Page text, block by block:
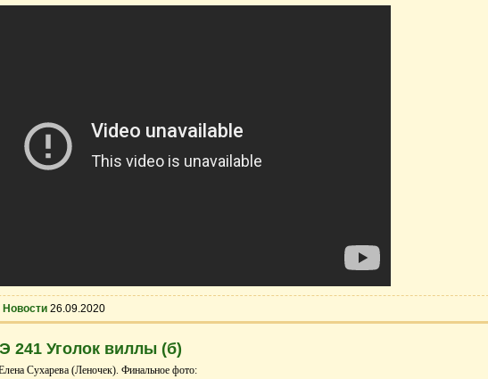
Новости 26.09.2020
241 Уголок виллы (б)
Сухарева (Леночек). Финальное фото: